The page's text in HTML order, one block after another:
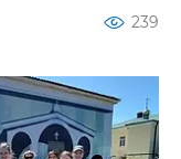
239